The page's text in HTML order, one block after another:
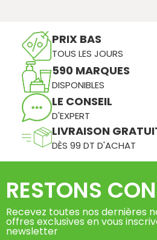
PRIX BAS
TOUS LES JOURS
590 MARQUES
DISPONIBLES
LE CONSEIL
D'EXPERT
LIVRAISON
DÈS 99 DT D'ACHAT
RESTONS
Recevez toutes nos dernières
offres exclusives en vous
newsletter